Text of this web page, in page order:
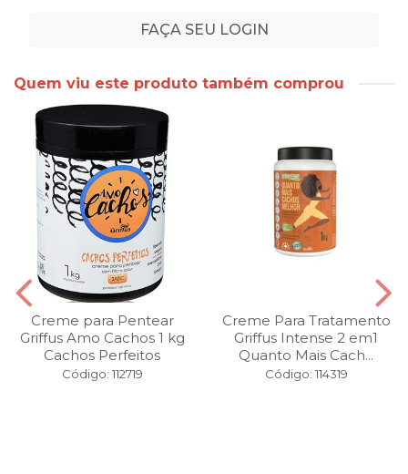
FAÇA SEU LOGIN
Quem viu este produto também comprou
Creme para Pentear
Griffus Amo Cachos 1 kg
Cachos Perfeitos
Código: 112719
Creme Para Tratamento
Griffus Intense 2 em1
Quanto Mais Cach...
Código: 114319